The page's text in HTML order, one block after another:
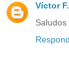
Víctor F.
Saludos